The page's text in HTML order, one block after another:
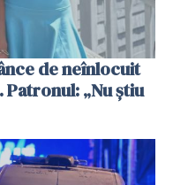
de neînlocuit
„Nu știu